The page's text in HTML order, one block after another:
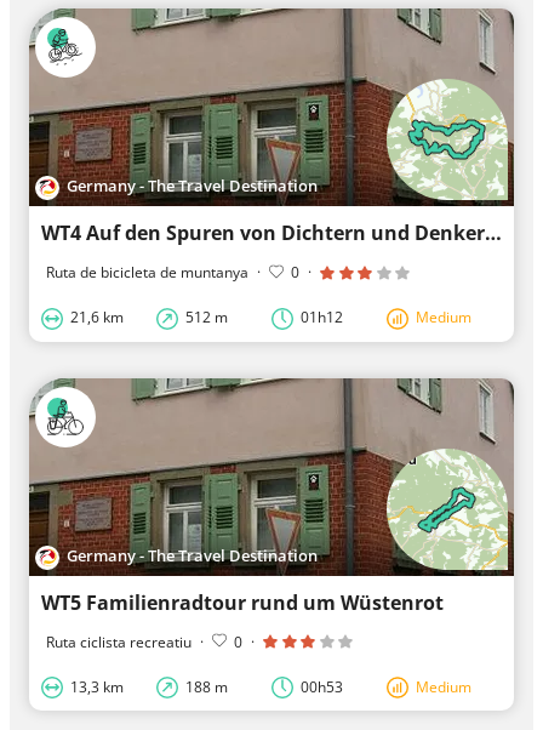
Germany - The Travel Destination
WT4 Auf den Spuren von Dichtern und Denkern
Ruta de bicicleta de muntanya · 0 ·
21,6 km 512 m 01h12 Medium
Germany - The Travel Destination
WT5 Familienradtour rund um Wüstenrot
Ruta ciclista recreatiu · 0 ·
13,3 km 188 m 00h53 Medium